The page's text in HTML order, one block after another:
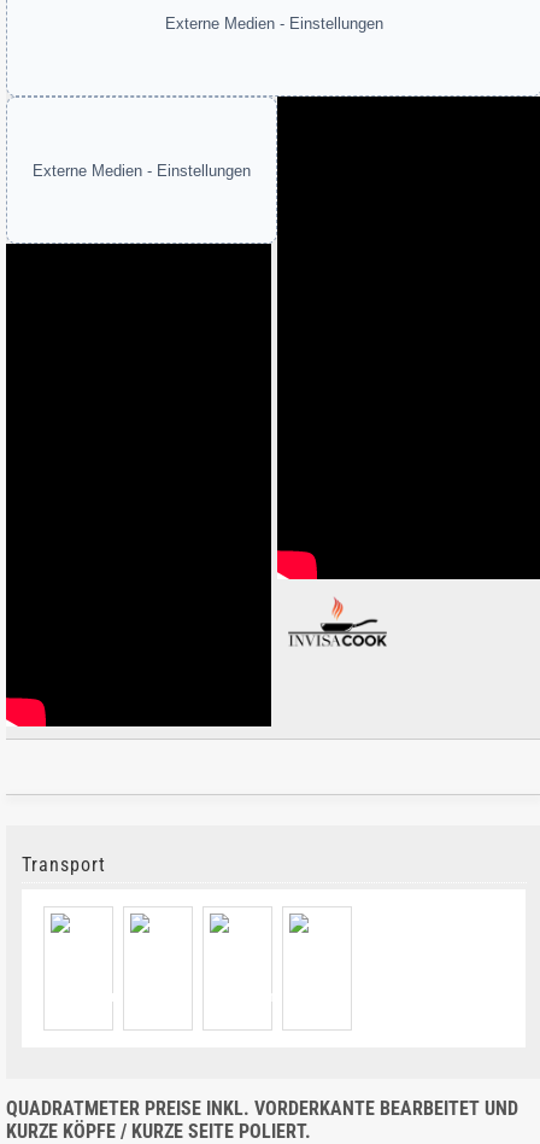
Externe Medien - Einstellungen
Externe Medien - Einstellungen
Transport
QUADRATMETER PREISE INKL. VORDERKANTE BEARBEITET UND
KURZE KÖPFE / KURZE SEITE POLIERT.